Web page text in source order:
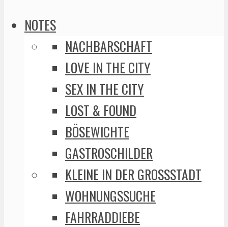
NOTES
NACHBARSCHAFT
LOVE IN THE CITY
SEX IN THE CITY
LOST & FOUND
BÖSEWICHTE
GASTROSCHILDER
KLEINE IN DER GROSSSTADT
WOHNUNGSSUCHE
FAHRRADDIEBE